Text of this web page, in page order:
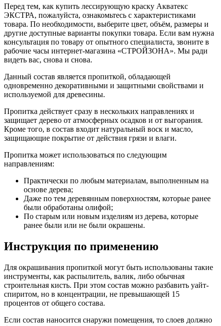
Перед тем, как купить лессирующую краску Акватекс
ЭКСТРА, пожалуйста, ознакомьтесь с характеристиками
товара. По необходимости, выберите цвет, объём, размеры и
другие доступные варианты покупки товара. Если вам нужна
консультация по товару от опытного специалиста, звоните в
рабочие часы интернет-магазина «СТРОЙЗОНА». Мы ради
видеть вас, снова и снова.
Данный состав является пропиткой, обладающей
одновременно декоративными и защитными свойствами и
используемой для древесины.
Пропитка действует сразу в нескольких направлениях и
защищает дерево от атмосферных осадков и от выгорания.
Кроме того, в состав входит натуральный воск и масло,
защищающие покрытие от действия грязи и влаги.
Пропитка может использоваться по следующим
направлениям:
Практически по любым материалам, выполненным на
основе дерева;
Даже по тем деревянным поверхностям, которые ранее
были обработаны олифой;
По старым или новым изделиям из дерева, которые
ранее были или не были окрашены.
Инструкция по применению
Для окрашивания пропиткой могут быть использованы такие
инструменты, как распылитель, валик, либо обычная
строительная кисть. При этом состав можно разбавить уайт-
спиритом, но в концентрации, не превышающей 15
процентов от общего состава.
Если состав наносится снаружи помещения, то слоев должно